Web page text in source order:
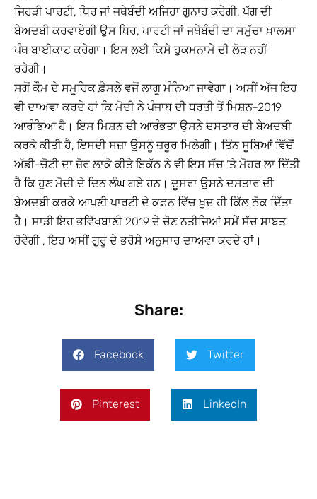
ਜਿਹੜੀ ਪਾਰਟੀ, ਧਿਰ ਜਾਂ ਜਥੇਬੰਦੀ ਅਜਿਹਾ ਗੁਨਾਹ ਕਰੇਗੀ, ਪੱਗ ਦੀ
ਬੇਅਦਬੀ ਕਰਵਾਏਗੀ ਉਸ ਧਿਰ, ਪਾਰਟੀ ਜਾਂ ਜਥੇਬੰਦੀ ਦਾ ਸਮੁੱਚਾ ਖ਼ਾਲਸਾ
ਪੰਥ ਬਾਈਕਾਟ ਕਰੇਗਾ। ਇਸ ਲਈ ਕਿਸੇ ਹੁਕਮਨਾਮੇ ਦੀ ਲੋੜ ਨਹੀਂ
ਰਹੇਗੀ।
ਸਗੋਂ ਕੌਮ ਦੇ ਸਮੂਹਿਕ ਫ਼ੈਸਲੇ ਵਜੋਂ ਲਾਗੂ ਮੰਨਿਆ ਜਾਵੇਗਾ। ਅਸੀਂ ਅੱਜ ਇਹ
ਵੀ ਦਾਅਵਾ ਕਰਦੇ ਹਾਂ ਕਿ ਮੋਦੀ ਨੇ ਪੰਜਾਬ ਦੀ ਧਰਤੀ ਤੋਂ ਮਿਸ਼ਨ-2019
ਆਰੰਭਿਆ ਹੈ। ਇਸ ਮਿਸ਼ਨ ਦੀ ਆਰੰਭਤਾ ਉਸਨੇ ਦਸਤਾਰ ਦੀ ਬੇਅਦਬੀ
ਕਰਕੇ ਕੀਤੀ ਹੈ, ਇਸਦੀ ਸਜ਼ਾ ਉਸਨੂੰ ਜ਼ਰੂਰ ਮਿਲੇਗੀ। ਤਿੰਨ ਸੂਬਿਆਂ ਵਿੱਚੋਂ
ਅੱਡੀ-ਚੋਟੀ ਦਾ ਜ਼ੋਰ ਲਾਕੇ ਕੀਤੇ ਇਕੱਠ ਨੇ ਵੀ ਇਸ ਸੱਚ ‘ਤੇ ਮੋਹਰ ਲਾ ਦਿੱਤੀ
ਹੈ ਕਿ ਹੁਣ ਮੋਦੀ ਦੇ ਦਿਨ ਲੰਘ ਗਏ ਹਨ। ਦੂਸਰਾ ਉਸਨੇ ਦਸਤਾਰ ਦੀ
ਬੇਅਦਬੀ ਕਰਕੇ ਆਪਣੀ ਪਾਰਟੀ ਦੇ ਕਫ਼ਨ ਵਿੱਚ ਖ਼ੁਦ ਹੀ ਕਿੱਲ ਠੋਕ ਦਿੱਤਾ
ਹੈ। ਸਾਡੀ ਇਹ ਭਵਿੱਖਬਾਣੀ 2019 ਦੇ ਚੋਣ ਨਤੀਜਿਆਂ ਸਮੇਂ ਸੱਚ ਸਾਬਤ
ਹੋਵੇਗੀ , ਇਹ ਅਸੀਂ ਗੁਰੂ ਦੇ ਭਰੋਸੇ ਅਨੁਸਾਰ ਦਾਅਵਾ ਕਰਦੇ ਹਾਂ।
Share:
Facebook Twitter
Pinterest LinkedIn